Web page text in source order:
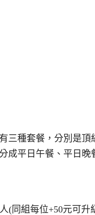
三種套餐，分別是頂
成平日午餐、平日晚
(同組每位+50元可升